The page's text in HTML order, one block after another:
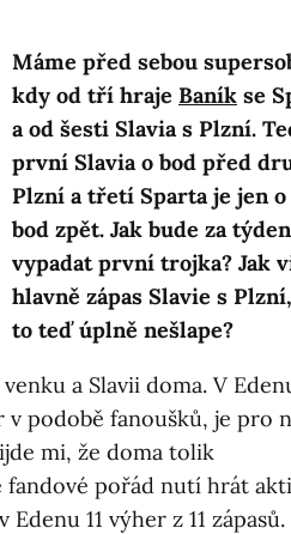
Máme před sebou
kdy od tří hraje Baník se
a od šesti Slavia s Plzní.
první Slavia o bod před
Plzní a třetí Sparta je jen
bod zpět. Jak bude za týden
vypadat první trojka? Jak
hlavně zápas Slavie s
to teď úplně nešlape?
a Slavii doma. V
podobě fanoušků, je pro
mi, že doma tolik
pořád nutí hrát
11 výher z 11